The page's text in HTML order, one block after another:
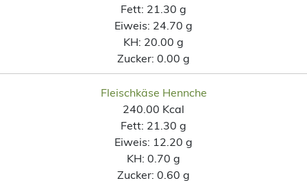
Fett: 21.30 g
Eiweis: 24.70 g
KH: 20.00 g
Zucker: 0.00 g
Fleischkäse Hennche
240.00 Kcal
Fett: 21.30 g
Eiweis: 12.20 g
KH: 0.70 g
Zucker: 0.60 g